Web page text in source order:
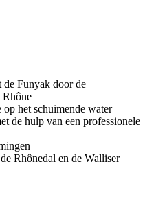
Funyak door de
Rhône
het schuimende water
de hulp van een professionele
Rhônedal en de Walliser